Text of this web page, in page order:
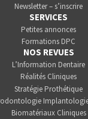
Newsletter – s’inscrire
SERVICES
Petites annonces
Formations DPC
NOS REVUES
L’Information Dentaire
Réalités Cliniques
Stratégie Prothétique
Biomatériaux Cliniques